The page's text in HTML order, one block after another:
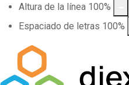
Altura de la línea 100%
Espaciado de letras 100%